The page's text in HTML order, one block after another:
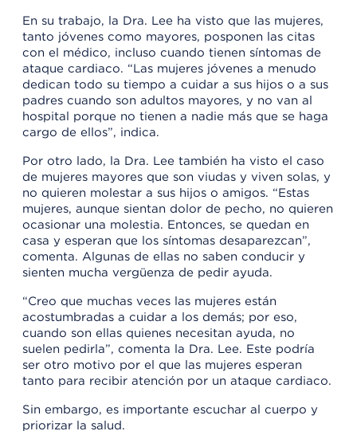
En su trabajo, la Dra. Lee ha visto que las mujeres,
tanto jóvenes como mayores, posponen las citas
con el médico, incluso cuando tienen síntomas de
ataque cardiaco. “Las mujeres jóvenes a menudo
dedican todo su tiempo a cuidar a sus hijos o a sus
padres cuando son adultos mayores, y no van al
hospital porque no tienen a nadie más que se haga
cargo de ellos”, indica.
Por otro lado, la Dra. Lee también ha visto el caso
de mujeres mayores que son viudas y viven solas, y
no quieren molestar a sus hijos o amigos. “Estas
mujeres, aunque sientan dolor de pecho, no quieren
ocasionar una molestia. Entonces, se quedan en
casa y esperan que los síntomas desaparezcan”,
comenta. Algunas de ellas no saben conducir y
sienten mucha vergüenza de pedir ayuda.
“Creo que muchas veces las mujeres están
acostumbradas a cuidar a los demás; por eso,
cuando son ellas quienes necesitan ayuda, no
suelen pedirla”, comenta la Dra. Lee. Este podría
ser otro motivo por el que las mujeres esperan
tanto para recibir atención por un ataque cardiaco.
Sin embargo, es importante escuchar al cuerpo y
priorizar la salud.